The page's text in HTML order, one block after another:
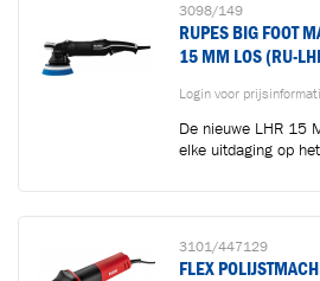
3098/149
RUPES BIG FOOT
15 MM LOS (RU-
Login voor
De nieuwe LHR 15
elke uitdaging op
3101/447129
FLEX